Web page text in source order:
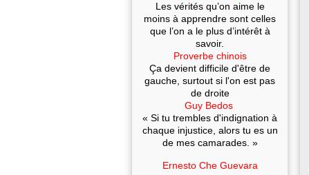
Les vérités qu’on aime le
moins à apprendre sont celles
que l’on a le plus d’intérêt à
savoir.
Proverbe chinois
Ça devient difficile d'être de
gauche, surtout si l'on est pas
de droite
Guy Bedos
« Si tu trembles d'indignation à
chaque injustice, alors tu es un
de mes camarades. »
Ernesto Che Guevara